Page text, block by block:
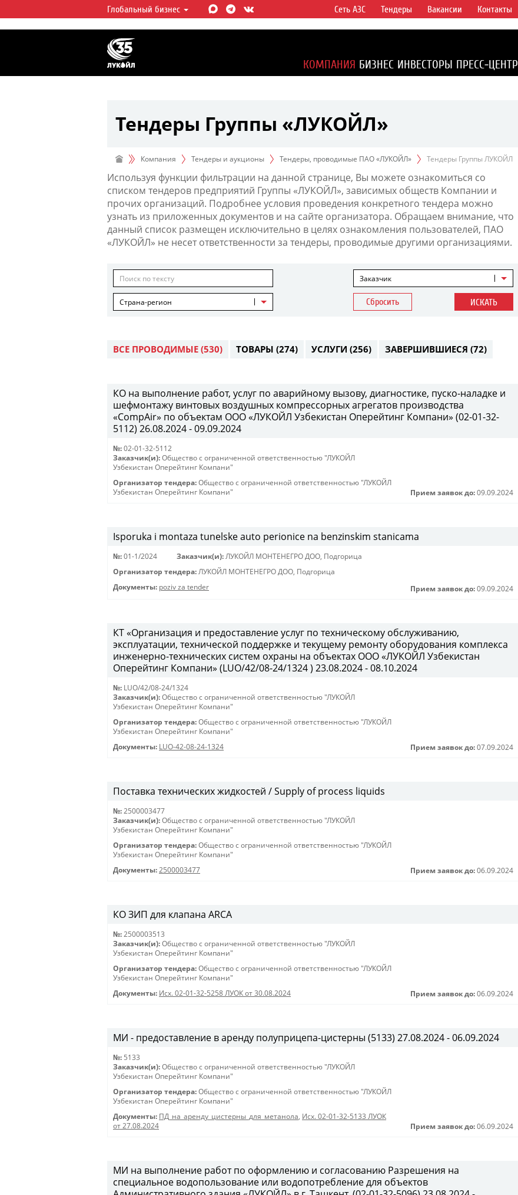
ЛУКОЙЛ СЕГОДНЯ
ЛУКОЙЛ — одна из крупнейших вертикально
интегрированных нефтегазовых компаний в
мире, на долю которой приходится более 2%
мировой добычи нефти и около 1% доказанных
Глобальный бизнес Сеть АЗС Тендеры Вакансии Контакты
КОМПАНИЯ БИЗНЕС ИНВЕСТОРЫ ПРЕСС-ЦЕНТР
Тендеры Группы «ЛУКОЙЛ»
Компания Тендеры и аукционы Тендеры, проводимые ПАО «ЛУКОЙЛ» Тендеры Группы ЛУКОЙЛ
Используя функции фильтрации на данной странице, Вы можете ознакомиться со
списком тендеров предприятий Группы «ЛУКОЙЛ», зависимых обществ Компании и
прочих организаций. Подробнее условия проведения конкретного тендера можно
узнать из приложенных документов и на сайте организатора. Обращаем внимание, что
данный список размещен исключительно в целях ознакомления пользователей, ПАО
«ЛУКОЙЛ» не несет ответственности за тендеры, проводимые другими организациями.
Заказчик
Страна-регион Сбросить ИСКАТЬ
ВСЕ ПРОВОДИМЫЕ (530) ТОВАРЫ (274) УСЛУГИ (256) ЗАВЕРШИВШИЕСЯ (72)
КО на выполнение работ, услуг по аварийному вызову, диагностике, пуско-наладке и
шефмонтажу винтовых воздушных компрессорных агрегатов производства
«CompAir» по объектам ООО «ЛУКОЙЛ Узбекистан Оперейтинг Компани» (02-01-32-
5112) 26.08.2024 - 09.09.2024
№: 02-01-32-5112
Заказчик(и): Общество с ограниченной ответственностью "ЛУКОЙЛ
Узбекистан Оперейтинг Компани"
Организатор тендера: Общество с ограниченной ответственностью "ЛУКОЙЛ
Узбекистан Оперейтинг Компани"
Прием заявок до: 09.09.2024
Isporuka i montaza tunelske auto perionice na benzinskim stanicama
№: 01-1/2024 Заказчик(и): ЛУКОЙЛ МОНТЕНЕГРО ДОО, Подгорица
Организатор тендера: ЛУКОЙЛ МОНТЕНЕГРО ДОО, Подгорица
Документы: poziv za tender Прием заявок до: 09.09.2024
КТ «Организация и предоставление услуг по техническому обслуживанию,
эксплуатации, технической поддержке и текущему ремонту оборудования комплекса
инженерно-технических систем охраны на объектах ООО «ЛУКОЙЛ Узбекистан
Оперейтинг Компани» (LUO/42/08-24/1324 ) 23.08.2024 - 08.10.2024
№: LUO/42/08-24/1324
Заказчик(и): Общество с ограниченной ответственностью "ЛУКОЙЛ
Узбекистан Оперейтинг Компани"
Организатор тендера: Общество с ограниченной ответственностью "ЛУКОЙЛ
Узбекистан Оперейтинг Компани"
Документы: LUO-42-08-24-1324 Прием заявок до: 07.09.2024
Поставка технических жидкостей / Supply of process liquids
№: 2500003477
Заказчик(и): Общество с ограниченной ответственностью "ЛУКОЙЛ
Узбекистан Оперейтинг Компани"
Организатор тендера: Общество с ограниченной ответственностью "ЛУКОЙЛ
Узбекистан Оперейтинг Компани"
Документы: 2500003477 Прием заявок до: 06.09.2024
КО ЗИП для клапана ARCA
№: 2500003513
Заказчик(и): Общество с ограниченной ответственностью "ЛУКОЙЛ
Узбекистан Оперейтинг Компани"
Организатор тендера: Общество с ограниченной ответственностью "ЛУКОЙЛ
Узбекистан Оперейтинг Компани"
Документы: Исх. 02-01-32-5258 ЛУОК от 30.08.2024 Прием заявок до: 06.09.2024
МИ - предоставление в аренду полуприцепа-цистерны (5133) 27.08.2024 - 06.09.2024
№: 5133
Заказчик(и): Общество с ограниченной ответственностью "ЛУКОЙЛ
Узбекистан Оперейтинг Компани"
Организатор тендера: Общество с ограниченной ответственностью "ЛУКОЙЛ
Узбекистан Оперейтинг Компани"
Документы: ПД_на_аренду_цистерны_для_метанола, Исх. 02-01-32-5133 ЛУОК
от 27.08.2024
Прием заявок до: 06.09.2024
МИ на выполнение работ по оформлению и согласованию Разрешения на
специальное водопользование или водопотребление для объектов